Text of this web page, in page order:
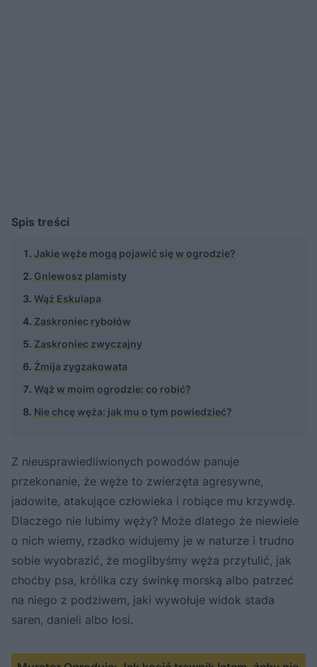
Spis treści
Jakie węże mogą pojawić się w ogrodzie?
Gniewosz plamisty
Wąż Eskulapa
Zaskroniec rybołów
Zaskroniec zwyczajny
Żmija zygzakowata
Wąż w moim ogrodzie: co robić?
Nie chcę węża: jak mu o tym powiedzieć?
Z nieusprawiedliwionych powodów panuje
przekonanie, że węże to zwierzęta agresywne,
jadowite, atakujące człowieka i robiące mu krzywdę.
Dlaczego nie lubimy węży? Może dlatego że niewiele
o nich wiemy, rzadko widujemy je w naturze i trudno
sobie wyobrazić, że moglibyśmy węża przytulić, jak
choćby psa, królika czy świnkę morską albo patrzeć
na niego z podziwem, jaki wywołuje widok stada
saren, danieli albo łosi.